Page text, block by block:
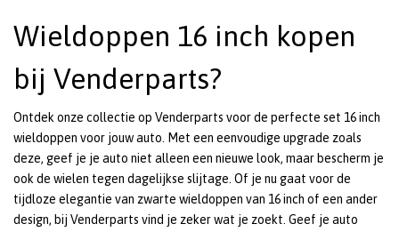
Wieldoppen 16 inch kopen
bij Venderparts?
Ontdek onze collectie op Venderparts voor de perfecte set 16 inch
wieldoppen voor jouw auto. Met een eenvoudige upgrade zoals
deze, geef je je auto niet alleen een nieuwe look, maar bescherm je
ook de wielen tegen dagelijkse slijtage. Of je nu gaat voor de
tijdloze elegantie van zwarte wieldoppen van 16 inch of een ander
design, bij Venderparts vind je zeker wat je zoekt. Geef je auto